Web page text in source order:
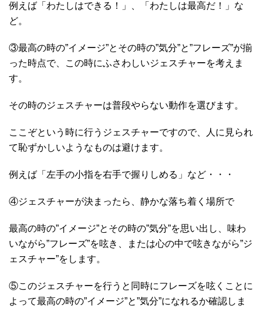
例えば「わたしはできる！」、「わたしは最高だ！」な
ど。
③最高の時の”イメージ”とその時の”気分”と”フレーズ”が揃
った時点で、この時にふさわしいジェスチャーを考えま
す。
その時のジェスチャーは普段やらない動作を選びます。
ここぞという時に行うジェスチャーですので、人に見られ
て恥ずかしいようなものは避けます。
例えば「左手の小指を右手で握りしめる」など・・・
④ジェスチャーが決まったら、静かな落ち着く場所で
最高の時の”イメージ”とその時の”気分”を思い出し、味わ
いながら”フレーズ”を呟き、または心の中で呟きながら”ジ
ェスチャー”をします。
⑤このジェスチャーを行うと同時にフレーズを呟くことに
よって最高の時の”イメージ”と”気分”になれるか確認しま